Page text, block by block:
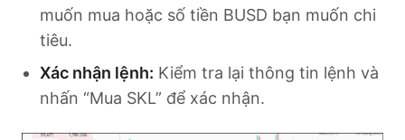
muốn mua hoặc số tiền BUSD bạn muốn chi
tiêu.
Xác nhận lệnh: Kiểm tra lại thông tin lệnh và
nhấn “Mua SKL” để xác nhận.